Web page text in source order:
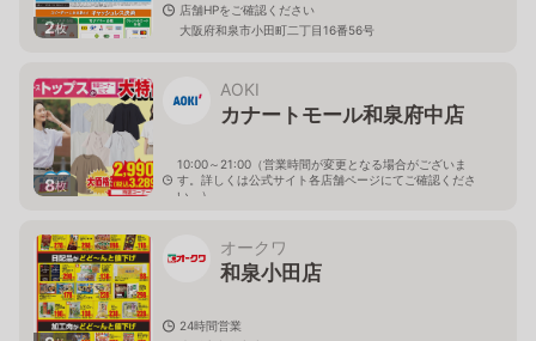
2枚
店舗HPをご確認ください
大阪府和泉市小田町二丁目16番56号
8枚
AOKI
カナートモール和泉府中店
10:00～21:00（営業時間が変更となる場合がございま
す。詳しくは公式サイト各店舗ページにてご確認くださ
い。）
オークワ
和泉小田店
24時間営業